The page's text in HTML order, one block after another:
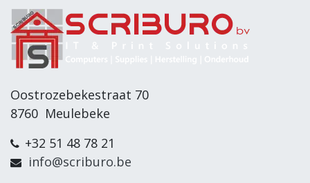
Oostrozebekestraat 70
8760 Meulebeke
+32 51 48 78 21
info@scriburo.be